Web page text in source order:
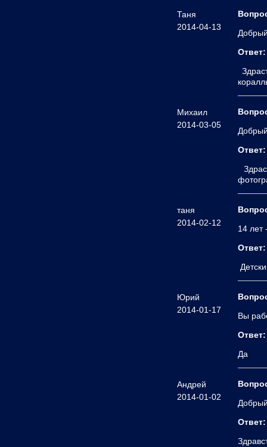
Таня
2014-04-13
Ответ:
Михаил
2014-03-05
Ответ:
таня
2014-02-12
14 лет
Ответ:
Юрий
2014-01-17
Вы
Ответ:
Да
Андрей
2014-01-02
Ответ: